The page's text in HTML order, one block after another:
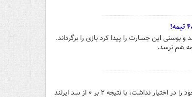
اول یک بر صفر پیش افتاده بود، در اواخر نیمه ۱۰ نفره شد و بوسنی این جسارت را پیدا کرد بازی را برگرداند.
تیم ملی ایتالیا با درخشش ساندرو تونالی و در شبی که چند ستاره اصلی خود را در اختیار نداشت، با نتیجه ۲ بر ۰ از سد ایرلند